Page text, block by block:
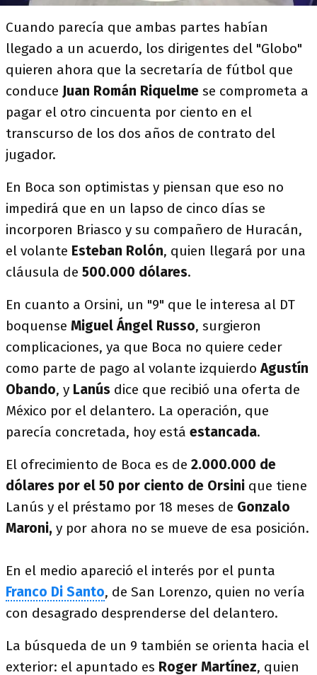
Cuando parecía que ambas partes habían
llegado a un acuerdo, los dirigentes del "Globo"
quieren ahora que la secretaría de fútbol que
conduce Juan Román Riquelme se comprometa a
pagar el otro cincuenta por ciento en el
transcurso de los dos años de contrato del
jugador.
En Boca son optimistas y piensan que eso no
impedirá que en un lapso de cinco días se
incorporen Briasco y su compañero de Huracán,
el volante Esteban Rolón, quien llegará por una
cláusula de 500.000 dólares.
En cuanto a Orsini, un "9" que le interesa al DT
boquense Miguel Ángel Russo, surgieron
complicaciones, ya que Boca no quiere ceder
como parte de pago al volante izquierdoAgustín
Obando, y Lanús dice que recibió una oferta de
México por el delantero. La operación, que
parecía concretada, hoy está estancada.
El ofrecimiento de Boca es de 2.000.000 de
dólares por el 50 por ciento de Orsini que tiene
Lanús y el préstamo por 18 meses de Gonzalo
Maroni, y por ahora no se mueve de esa posición.
En el medio apareció el interés por el punta
Franco Di Santo, de San Lorenzo, quien no vería
con desagrado desprenderse del delantero.
La búsqueda de un 9 también se orienta hacia el
exterior: el apuntado es Roger Martínez, quien